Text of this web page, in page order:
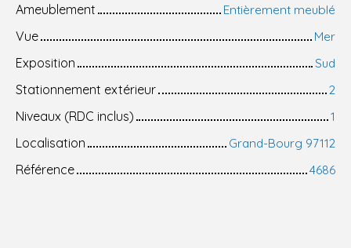
Ameublement
Entièrement meublé
Vue
Mer
Exposition
Sud
Stationnement extérieur
2
Niveaux (RDC inclus)
1
Localisation
Grand-Bourg 97112
Référence
4686